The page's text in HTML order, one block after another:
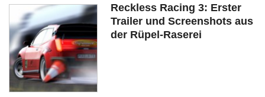
Reckless Racing 3: Erster
Trailer und Screenshots aus
der Rüpel-Raserei